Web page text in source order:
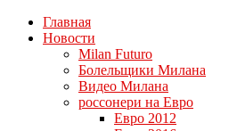
Главная
Новости
Milan Futuro
Болельщики Милана
Видео Милана
россонери на Евро
Евро 2012